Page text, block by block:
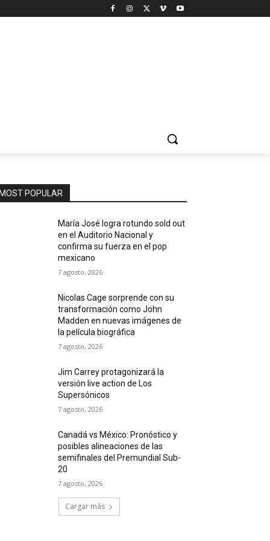
MOST POPULAR
María José logra rotundo sold out
en el Auditorio Nacional y
confirma su fuerza en el pop
mexicano
7 agosto, 2026
Nicolas Cage sorprende con su
transformación como John
Madden en nuevas imágenes de
la película biográfica
7 agosto, 2026
Jim Carrey protagonizará la
versión live action de Los
Supersónicos
7 agosto, 2026
Canadá vs México: Pronóstico y
posibles alineaciones de las
semifinales del Premundial Sub-
20
7 agosto, 2026
Cargar más